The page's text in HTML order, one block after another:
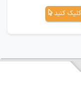
کلیک کنید